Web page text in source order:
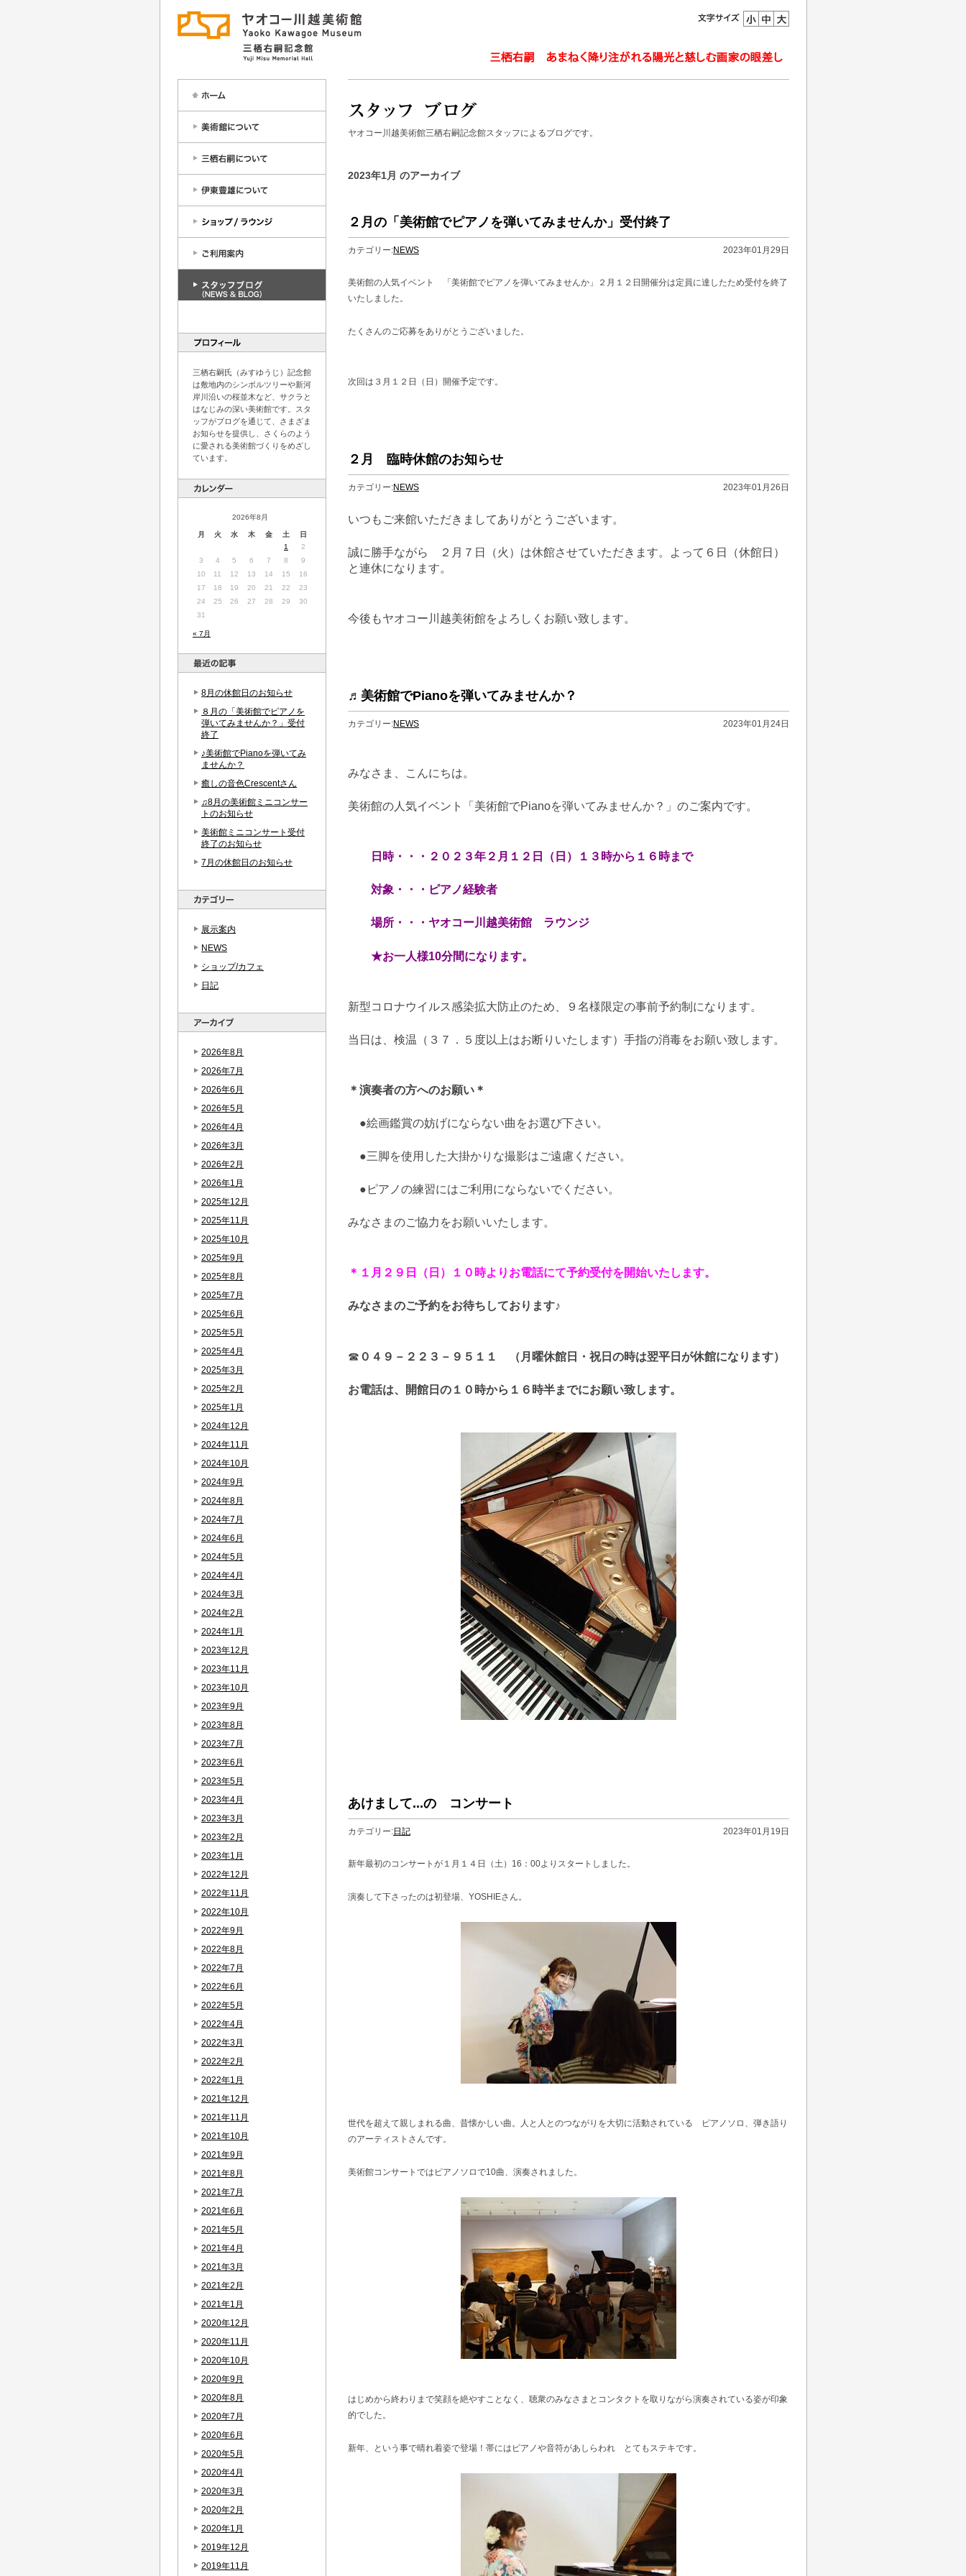
三栖右嗣氏（みすゆうじ）記念館
は敷地内のシンボルツリーや新河
岸川沿いの桜並木など、サクラと
はなじみの深い美術館です。スタ
ッフがブログを通じて、さまざま
お知らせを提供し、さくらのよう
に愛される美術館づくりをめざし
ています。
2026年8月
月 火 水 木 金 土 日
« 7月
1
2
3
4 5 6 7 8
9
10
11 12 13 14 15
16
17
18 19 20 21 22
23
24
25 26 27 28 29
30
31
8月の休館日のお知らせ
８月の「美術館でピアノを
弾いてみませんか？」受付
終了
♪美術館でPianoを弾いてみ
ませんか？
癒しの音色Crescentさん
♫8月の美術館ミニコンサー
トのお知らせ
美術館ミニコンサート受付
終了のお知らせ
7月の休館日のお知らせ
展示案内
NEWS
ショップ/カフェ
日記
2026年8月
2026年7月
2026年6月
2026年5月
2026年4月
2026年3月
2026年2月
2026年1月
2025年12月
2025年11月
2025年10月
2025年9月
2025年8月
2025年7月
2025年6月
2025年5月
2025年4月
2025年3月
2025年2月
2025年1月
2024年12月
2024年11月
2024年10月
2024年9月
2024年8月
2024年7月
2024年6月
2024年5月
2024年4月
2024年3月
2024年2月
2024年1月
2023年12月
2023年11月
2023年10月
2023年9月
2023年8月
2023年7月
2023年6月
2023年5月
2023年4月
2023年3月
2023年2月
2023年1月
2022年12月
2022年11月
2022年10月
2022年9月
2022年8月
2022年7月
2022年6月
2022年5月
2022年4月
2022年3月
2022年2月
2022年1月
2021年12月
2021年11月
2021年10月
2021年9月
2021年8月
2021年7月
2021年6月
2021年5月
2021年4月
2021年3月
2021年2月
2021年1月
2020年12月
2020年11月
2020年10月
2020年9月
2020年8月
2020年7月
2020年6月
2020年5月
2020年4月
2020年3月
2020年2月
2020年1月
2019年12月
2019年11月
ヤオコー川越美術館三栖右嗣記念館スタッフによるブログです。
2023年1月 のアーカイブ
２月の「美術館でピアノを弾いてみませんか」受付終了
カテゴリー:NEWS 2023年01月29日
美術館の人気イベント 「美術館でピアノを弾いてみませんか」２月１２日開催分は定員に達したため受付を終了
いたしました。
たくさんのご応募をありがとうございました。
次回は３月１２日（日）開催予定です。
２月 臨時休館のお知らせ
カテゴリー:NEWS 2023年01月26日
いつもご来館いただきましてありがとうございます。
誠に勝手ながら ２月７日（火）は休館させていただきます。よって６日（休館日）
と連休になります。
今後もヤオコー川越美術館をよろしくお願い致します。
♬美術館でPianoを弾いてみませんか？
カテゴリー:NEWS 2023年01月24日
みなさま、こんにちは。
美術館の人気イベント「美術館でPianoを弾いてみませんか？」のご案内です。
日時・・・２０２３年２月１２日（日）１３時から１６時まで
対象・・・ピアノ経験者
場所・・・ヤオコー川越美術館 ラウンジ
★お一人様10分間になります。
新型コロナウイルス感染拡大防止のため、９名様限定の事前予約制になります。
当日は、検温（３７．５度以上はお断りいたします）手指の消毒をお願い致します。
＊演奏者の方へのお願い＊
●絵画鑑賞の妨げにならない曲をお選び下さい。
●三脚を使用した大掛かりな撮影はご遠慮ください。
●ピアノの練習にはご利用にならないでください。
みなさまのご協力をお願いいたします。
＊１月２９日（日）１０時よりお電話にて予約受付を開始いたします。
みなさまのご予約をお待ちしております♪
☎ ０４９－２２３－９５１１ （月曜休館日・祝日の時は翌平日が休館になります）
お電話は、開館日の１０時から１６時半までにお願い致します。
あけまして...の コンサート
カテゴリー:日記 2023年01月19日
新年最初のコンサートが１月１４日（土）16：00よりスタートしました。
演奏して下さったのは初登場、YOSHIEさん。
世代を超えて親しまれる曲、昔懐かしい曲。人と人とのつながりを大切に活動されている ピアノソロ、弾き語り
のアーティストさんです。
美術館コンサートではピアノソロで10曲、演奏されました。
はじめから終わりまで笑顔を絶やすことなく、聴衆のみなさまとコンタクトを取りながら演奏されている姿が印象
的でした。
新年、という事で晴れ着姿で登場！帯にはピアノや音符があしらわれ とてもステキです。